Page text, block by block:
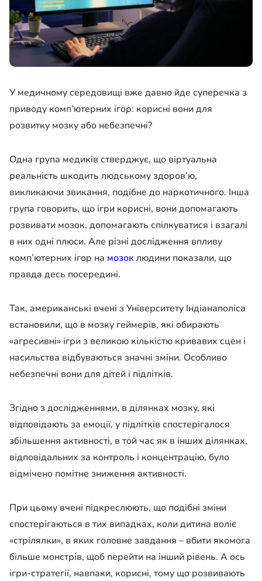
У медичному середовищі вже давно йде суперечка з
приводу комп’ютерних ігор: корисні вони для
розвитку мозку або небезпечні?
Одна група медиків стверджує, що віртуальна
реальність шкодить людському здоров’ю,
викликаючи звикання, подібне до наркотичного. Інша
група говорить, що ігри корисні, вони допомагають
розвивати мозок, допомагають спілкуватися і взагалі
в них одні плюси. Але різні дослідження впливу
комп’ютерних ігор на мозок людини показали, що
правда десь посередині.
Так, американські вчені з Університету Індіанаполіса
встановили, що в мозку геймерів, які обирають
«агресивні» ігри з великою кількістю кривавих сцен і
насильства відбуваються значні зміни. Особливо
небезпечні вони для дітей і підлітків.
Згідно з дослідженнями, в ділянках мозку, які
відповідають за емоції, у підлітків спостерігалося
збільшення активності, в той час як в інших ділянках,
відповідальних за контроль і концентрацію, було
відмічено помітне зниження активності.
При цьому вчені підкреслюють, що подібні зміни
спостерігаються в тих випадках, коли дитина воліє
«стрілялки», в яких головне завдання – вбити якомога
більше монстрів, щоб перейти на інший рівень. А ось
ігри-стратегії, навпаки, корисні, тому що розвивають